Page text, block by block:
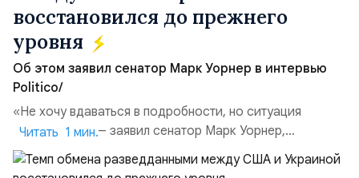
восстановился до прежнего
уровня
Об этом заявил сенатор Марк Уорнер в интервью
Politico/
«Не хочу вдаваться в подробности, но ситуация
улучшилась», — заявил сенатор Марк Уорнер,
высокопоставленный член комитета по разведке,
добавив, что использование Украиной беспилотников и
Читать 1 мин.